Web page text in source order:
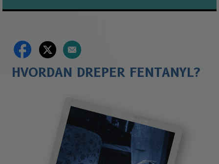
HVORDAN DREPER FENTANYL?